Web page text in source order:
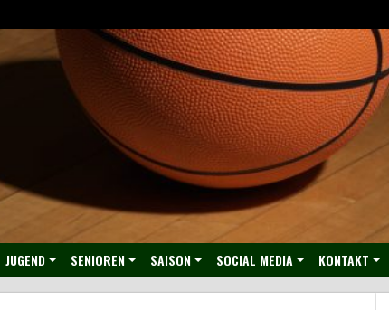
JUGEND SENIOREN SAISON SOCIAL MEDIA KONTAKT